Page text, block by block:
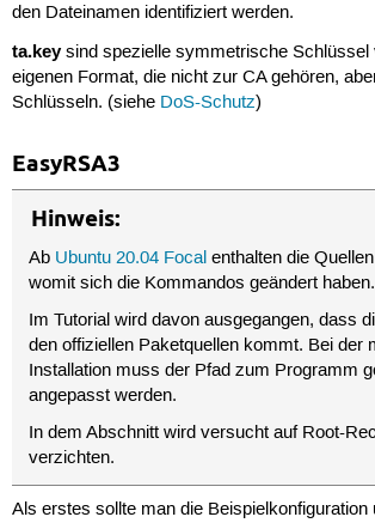
den Dateinamen identifiziert werden.
ta.keysind spezielle symmetrische Schlüssel
eigenen Format, die nicht zur CA gehören,
Schlüsseln. (siehe DoS-Schutz)
EasyRSA3
Hinweis:
Ab Ubuntu 20.04 Focal enthalten die
womit sich die Kommandos geändert haben.
Im Tutorial wird davon ausgegangen, dass
den offiziellen Paketquellen kommt. Bei der
Installation muss der Pfad zum Programm
angepasst werden.
In dem Abschnitt wird versucht auf Root-
verzichten.
Als erstes sollte man die Beispielkonfiguration